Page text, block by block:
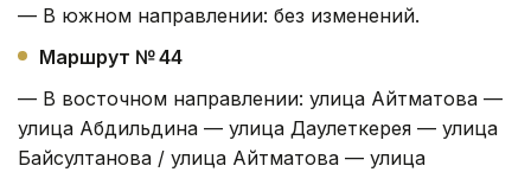
— В южном направлении: без изменений.
Маршрут № 44
— В восточном направлении: улица Айтматова —
улица Абдильдина — улица Даулеткерея — улица
Байсултанова / улица Айтматова — улица